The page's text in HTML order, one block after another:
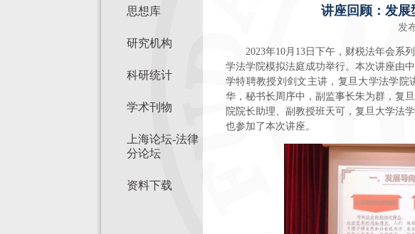
思想库
研究机构
科研统计
学术刊物
上海论坛-法律
分论坛
资料下载
讲座回顾：发展
发
2023年10月 13 日下午，财税法年会系
学法学院模拟法庭成功举行。本次讲座由
学特聘教授刘剑文主讲，复旦大学法学
华 ，秘书长周序中 ， 副监事长朱为群 ，复
院院长助理、副教授班天可 ，复旦大学法
也参加了本次讲座。